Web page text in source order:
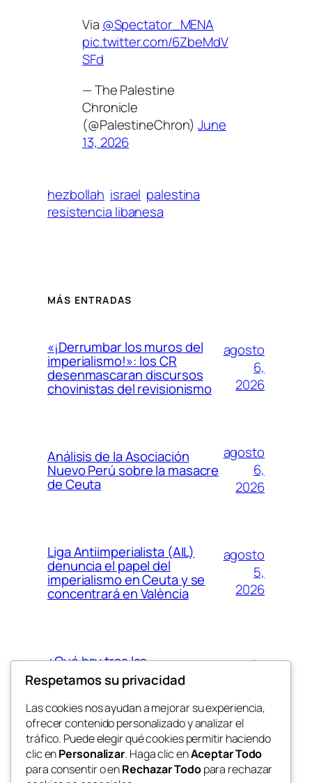
Via @Spectator_MENA
pic.twitter.com/6ZbeMdV
SFd
— The Palestine
Chronicle
(@PalestineChron)June
13, 2026
hezbollah israel palestina
resistencia libanesa
MÁS ENTRADAS
«¡Derrumbar los muros del
imperialismo!»: los CR
desenmascaran discursos
chovinistas del revisionismo
agosto
6,
2026
Análisis de la Asociación
Nuevo Perú sobre la masacre
de Ceuta
agosto
6,
2026
Liga Antiimperialista (AIL)
denuncia el papel del
imperialismo en Ceuta y se
concentrará en València
agosto
5,
2026
¿Qué hay tras las
restricciones al comercio con
Israel? Mucha palabrería pero
pocas acciones
agosto
Respetamos su privacidad
Las cookies nos ayudan a mejorar su experiencia,
ofrecer contenido personalizado y analizar el
tráfico. Puede elegir qué cookies permitir haciendo
clic enPersonalizar. Haga clic enAceptar Todo
para consentir o enRechazar Todopara rechazar